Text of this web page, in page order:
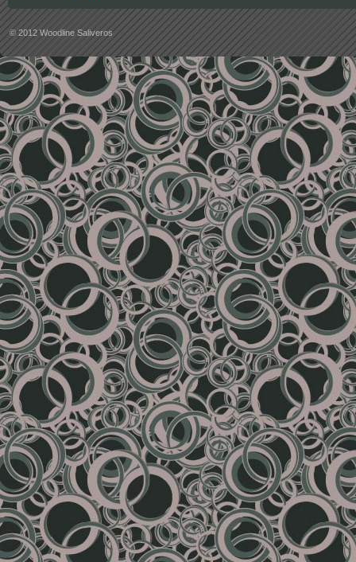
© 2012 Woodline Saliveros